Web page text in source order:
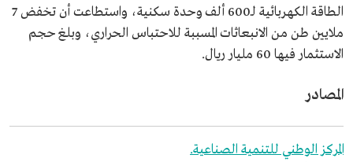
الطاقة الكهربائية لـ600 ألف وحدة سكنية، واستطاعت أن تخفض 7
ملايين طن من الانبعاثات المسببة للاحتباس الحراري، وبلغ حجم
الاستثمار فيها 60 مليار ريال.
المصادر
المركز الوطني للتنمية الصناعية.